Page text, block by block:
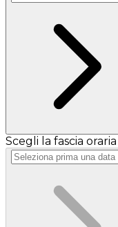
Scegli la fascia oraria